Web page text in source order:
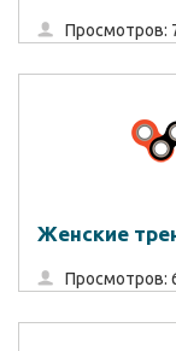
Просмотров:
Женские
Просмотров: